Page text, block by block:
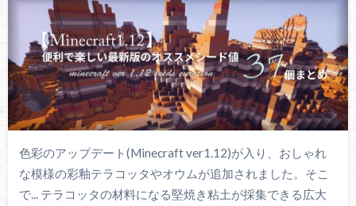
色彩のアップデート(Minecraft ver1.12)が入り、おしゃれ
な模様の彩釉テラコッタやオウムが追加されました。そこ
で... テラコッタの材料になる堅焼き粘土が採集できる広大